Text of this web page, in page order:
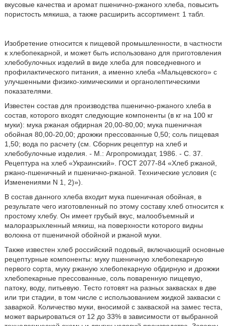
вкусовые качества и аромат пшенично-ржаного хлеба, повысить
пористость мякиша, а также расширить ассортимент. 1 табл.
Изобретение относится к пищевой промышленности, в частности
к хлебопекарной, и может быть использовано для приготовления
хлебобулочных изделий в виде хлеба для повседневного и
профилактического питания, а именно хлеба «Мальцевского» с
улучшенными физико-химическими и органолептическими
показателями.
Известен состав для производства пшенично-ржаного хлеба в
состав, которого входят следующие компоненты (в кг на 100 кг
муки): мука ржаная обдирная 20,00-80,00; мука пшеничная
обойная 80,00-20,00; дрожжи прессованные 0,50; соль пищевая
1,50; вода по расчету (см. Сборник рецептур на хлеб и
хлебобулочные изделия. - М.: Агропромиздат, 1986. - С. 37.
Рецептура на хлеб «Украинский». ГОСТ 2077-84 «Хлеб ржаной,
ржано-пшеничный и пшенично-ржаной. Технические условия (с
Изменениями N 1, 2)»).
В состав данного хлеба входит мука пшеничная обойная, в
результате чего изготовленный по этому составу хлеб относится к
простому хлебу. Он имеет грубый вкус, малообъемный и
малоразрыхленный мякиш, на поверхности которого видны
волокна от пшеничной обойной и ржаной муки.
Также известен хлеб российский подовый, включающий основные
рецептурные компоненты: муку пшеничную хлебопекарную
первого сорта, муку ржаную хлебопекарную обдирную и дрожжи
хлебопекарные прессованные, соль поваренную пищевую,
патоку, воду, питьевую. Тесто готовят на разных заквасках в две
или три стадии, в том числе с использованием жидкой закваски с
заваркой. Количество муки, вносимой с закваской на замес теста,
может варьироваться от 12 до 33% в зависимости от выбранной